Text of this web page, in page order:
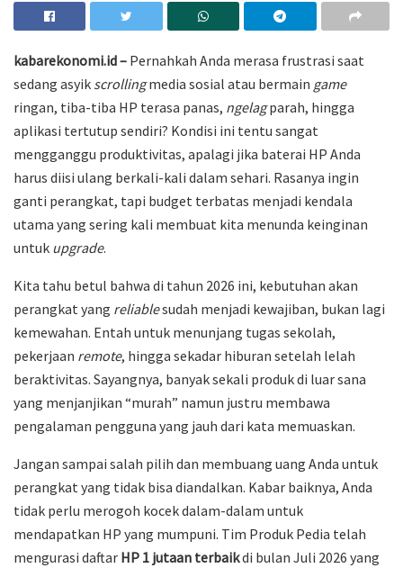
kabarekonomi.id – Pernahkah Anda merasa frustrasi saat
sedang asyik scrollingmedia sosial atau bermain game
ringan, tiba-tiba HP terasa panas, ngelagparah, hingga
aplikasi tertutup sendiri? Kondisi ini tentu sangat
mengganggu produktivitas, apalagi jika baterai HP Anda
harus diisi ulang berkali-kali dalam sehari. Rasanya ingin
ganti perangkat, tapi budget terbatas menjadi kendala
utama yang sering kali membuat kita menunda keinginan
untuk upgrade.
Kita tahu betul bahwa di tahun 2026 ini, kebutuhan akan
perangkat yang reliablesudah menjadi kewajiban, bukan lagi
kemewahan. Entah untuk menunjang tugas sekolah,
pekerjaan remote, hingga sekadar hiburan setelah lelah
beraktivitas. Sayangnya, banyak sekali produk di luar sana
yang menjanjikan “murah” namun justru membawa
pengalaman pengguna yang jauh dari kata memuaskan.
Jangan sampai salah pilih dan membuang uang Anda untuk
perangkat yang tidak bisa diandalkan. Kabar baiknya, Anda
tidak perlu merogoh kocek dalam-dalam untuk
mendapatkan HP yang mumpuni. Tim Produk Pedia telah
mengurasi daftar HP 1 jutaan terbaikdi bulan Juli 2026 yang